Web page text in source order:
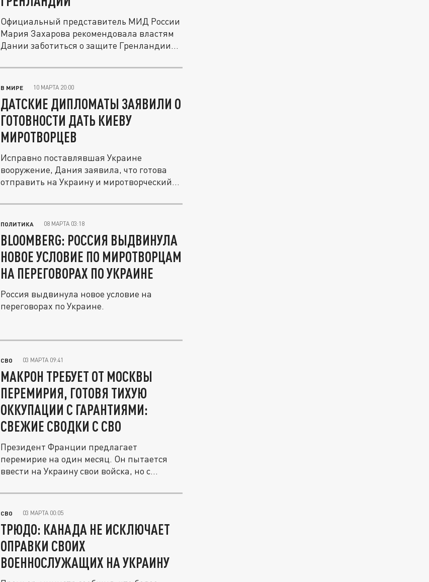
Официальный представитель МИД России
Мария Захарова рекомендовала властям
Дании заботиться о защите Гренландии...
В МИРЕ 10 МАРТА 20:00
ДАТСКИЕ ДИПЛОМАТЫ ЗАЯВИЛИ О
ГОТОВНОСТИ ДАТЬ КИЕВУ
МИРОТВОРЦЕВ
Исправно поставлявшая Украине
вооружение, Дания заявила, что готова
отправить на Украину и миротворческий...
ПОЛИТИКА 08 МАРТА 03:18
BLOOMBERG: РОССИЯ ВЫДВИНУЛА
НОВОЕ УСЛОВИЕ ПО МИРОТВОРЦАМ
НА ПЕРЕГОВОРАХ ПО УКРАИНЕ
Россия выдвинула новое условие на
переговорах по Украине.
СВО 03 МАРТА 09:41
МАКРОН ТРЕБУЕТ ОТ МОСКВЫ
ПЕРЕМИРИЯ, ГОТОВЯ ТИХУЮ
ОККУПАЦИИ С ГАРАНТИЯМИ:
СВЕЖИЕ СВОДКИ С СВО
Президент Франции предлагает
перемирие на один месяц. Он пытается
ввести на Украину свои войска, но с...
СВО 03 МАРТА 00:05
ТРЮДО: КАНАДА НЕ ИСКЛЮЧАЕТ
ОПРАВКИ СВОИХ
ВОЕННОСЛУЖАЩИХ НА УКРАИНУ